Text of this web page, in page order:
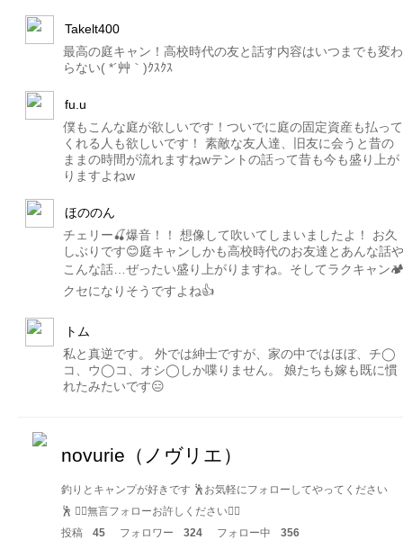
Takelt400
最高の庭キャン！高校時代の友と話す内容はいつまでも変わ
らない( *´艸｀)ｸｽｸｽ
fu.u
僕もこんな庭が欲しいです！ついでに庭の固定資産も払って
くれる人も欲しいです！ 素敵な友人達、旧友に会うと昔の
ままの時間が流れますねwテントの話って昔も今も盛り上が
りますよねw
ほののん
チェリー🍒爆音！！ 想像して吹いてしまいましたよ！ お久
しぶりです😊庭キャンしかも高校時代のお友達とあんな話や
こんな話…ぜったい盛り上がりますね。そしてラクキャン
クセになりそうですよね👍
トム
私と真逆です。 外では紳士ですが、家の中ではほぼ、チ◯
コ、ウ◯コ、オシ◯しか喋りません。 娘たちも嫁も既に慣
れたみたいです😑
novurie（ノヴリエ）
釣りとキャンプが好きです 🕺お気軽にフォローしてやってください
🕺 🙇‍♂️無言フォローお許しください🙇‍♂️
投稿
45 フォロワー 324 フォロー中 356